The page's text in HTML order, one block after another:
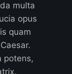
multa
opus
quam
potens,